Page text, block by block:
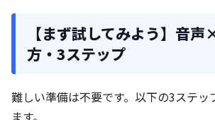
【まず試してみよう】音
方・3ステップ
難しい準備は不要です。以下の3ステッ
ます。